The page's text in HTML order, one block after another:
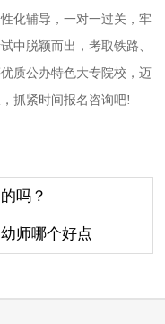
化辅导，一对一过关，牢
中脱颖而出，考取铁路、
质公办特色大专院校，迈
抓紧时间报名咨询吧!
吗？
师哪个好点